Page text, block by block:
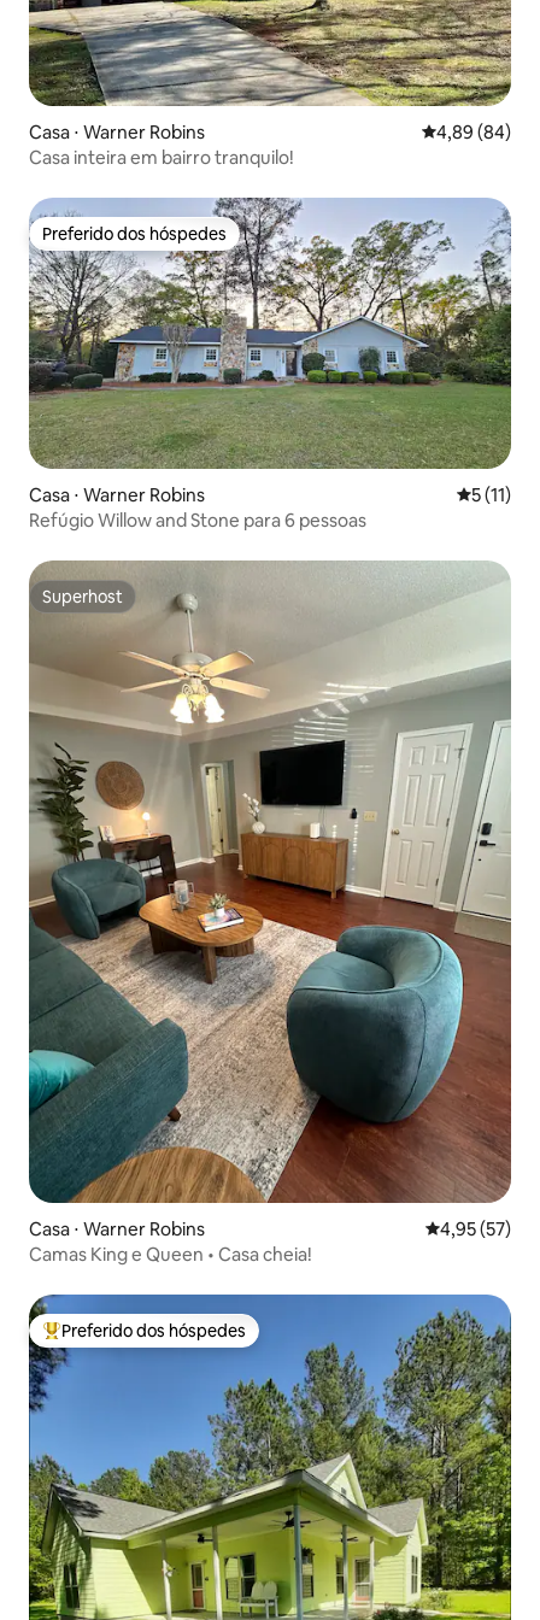
Casa ⋅ Warner Robins 4,89 de uma
4,89 (84)
Casa inteira em bairro tranquilo!
Preferido dos hóspedes
Preferido dos hóspedes
Casa ⋅ Warner Robins 5 de uma
5 (11)
Refúgio Willow and Stone para 6 pessoas
Superhost
Superhost
Casa ⋅ Warner Robins 4,95 de uma
4,95 (57)
Camas King e Queen • Casa cheia!
Entre os melhores preferidos dos hóspedes
Preferido dos hóspedes